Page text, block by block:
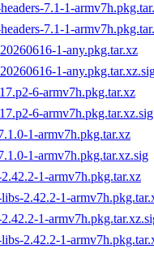
7.1-1-
7.1-1-
1-any.pkg.tar.xz
1-
6-armv7h.pkg.tar.xz
6-armv7h.pkg.tar.xz.sig
1-armv7h.pkg.tar.xz
1-armv7h.pkg.tar.xz.sig
1-armv7h.pkg.tar.xz
2.42.2-1-
1-
2.42.2-1-